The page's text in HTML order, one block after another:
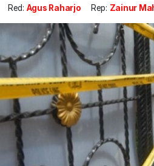
Red: Agus Raharjo Rep: Zainur